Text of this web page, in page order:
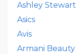
Ashley Stewart
Asics
Avis
Armani Beauty